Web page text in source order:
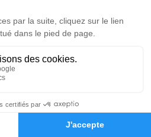
Hommages
à 14h00